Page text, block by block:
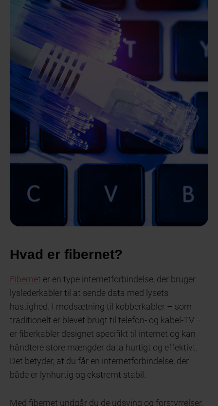
Hvad er fibernet?
Fibernet er en type internetforbindelse, der bruger
lyslederkabler til at sende data med lysets
hastighed. I modsætning til kobberkabler – som
traditionelt er blevet brugt til telefon- og kabel-TV –
er fiberkabler designet specifikt til internet og kan
håndtere store mængder data hurtigt og effektivt.
Det betyder, at du får en internetforbindelse, der
både er lynhurtig og ekstremt stabil.
Med fibernet undgår du de udsving og forstyrrelser,